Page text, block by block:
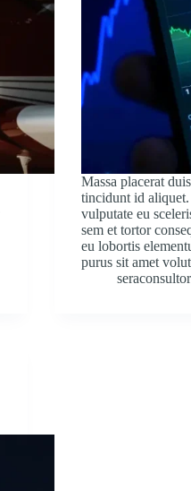
Massa placerat
tincidunt id
vulputate eu
sem et tortor
eu lobortis
purus sit amet